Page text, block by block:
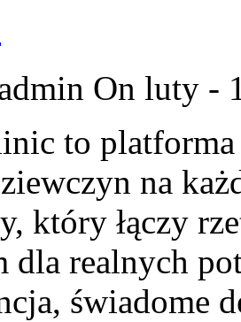
On luty -
to platforma
na
który łączy
dla realnych
świadome